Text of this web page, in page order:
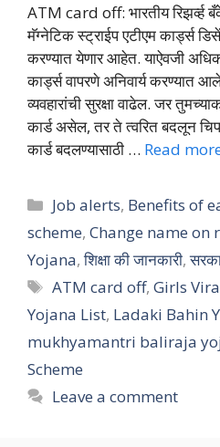
ATM card off: भारतीय रिझर्व्ह
मॅग्नेटिक स्ट्राईप एटीएम कार्ड्स
करण्यात येणार आहेत. याऐवजी
कार्ड्स वापरणे अनिवार्य करण्यात
व्यवहारांची सुरक्षा वाढेल. जर
कार्ड असेल, तर ते त्वरित बदलून
कार्ड बदलण्यासाठी … Read
Categories
Job alerts, Benefits of
scheme, Change name on
Yojana,शिक्षा की जानकारी,
Tags
ATM card off,Girls
Yojana List, Ladaki Bahin
mukhyamantri baliraja
Scheme
Leave a comment